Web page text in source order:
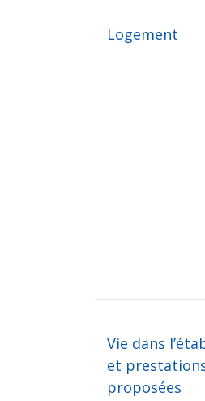
Logement
Vie dans
et
proposées